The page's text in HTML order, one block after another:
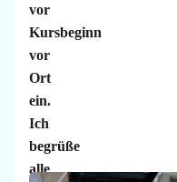
vor
Kursbeginn
vor
Ort
ein.
Ich
begrüße
alle